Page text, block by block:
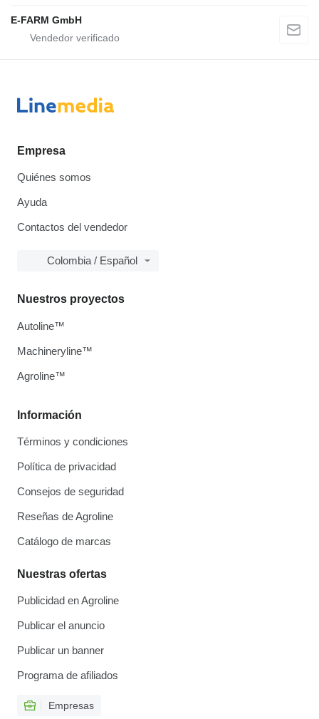
E-FARM GmbH
Empresa
Quiénes somos
Ayuda
Contactos del vendedor
Colombia / Español
Información
Términos y condiciones
Política de privacidad
Consejos de seguridad
Reseñas de Agroline
Catálogo de marcas
Nuestras ofertas
Publicidad en Agroline
Publicar el anuncio
Publicar un banner
Programa de afiliados
Empresas
Nuestros proyectos
Autoline™
Machineryline™
Agroline™